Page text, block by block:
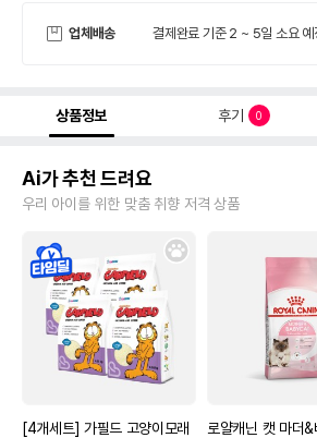
업체배송 결제완료 기준 2 ~ 5일 소요 예
상품정보 후기 0
Ai가 추천 드려요
우리 아이를 위한 맞춤 취향 저격 상품
[4개세트] 가필드 고양이모래
로얄캐닌 캣 마더